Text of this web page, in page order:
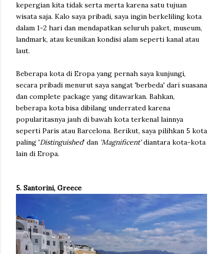
kepergian kita tidak serta merta karena satu tujuan
wisata saja. Kalo saya pribadi, saya ingin berkeliling kota
dalam 1-2 hari dan mendapatkan seluruh paket, museum,
landmark, atau keunikan kondisi alam seperti kanal atau
laut.
Beberapa kota di Eropa yang pernah saya kunjungi,
secara pribadi menurut saya sangat 'berbeda' dari suasana
dan complete package yang ditawarkan. Bahkan,
beberapa kota bisa dibilang underrated karena
popularitasnya jauh di bawah kota terkenal lainnya
seperti Paris atau Barcelona. Berikut, saya pilihkan 5 kota
paling 'Distinguished' dan 'Magnificent'diantara kota-kota
lain di Eropa.
5. Santorini, Greece